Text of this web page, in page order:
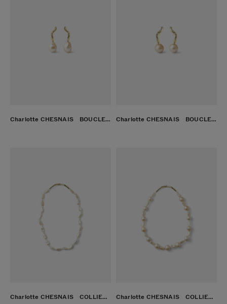
Charlotte CHESNAIS BOUCLES D'OREILLES WAVE PERLES ピンク Charlotte CHESNAIS BOUCLES D'OREILLES WAVE PERLES ピンク
Charlotte CHESNAIS COLLIER DIAMANTS ET PERLES ピンク Charlotte CHESNAIS COLLIER DIAMANTS ET PERLES ピンク